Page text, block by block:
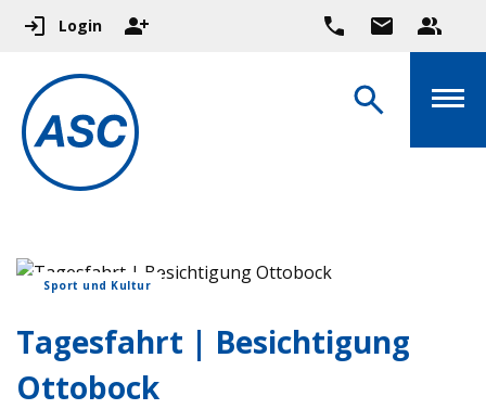
Login
Sport und Kultur
Tagesfahrt | Besichtigung
Ottobock